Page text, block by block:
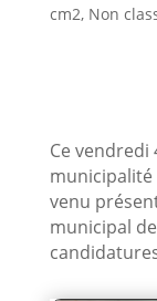
cm2, Non
Ce vendredi
municipalité
venu
municipal